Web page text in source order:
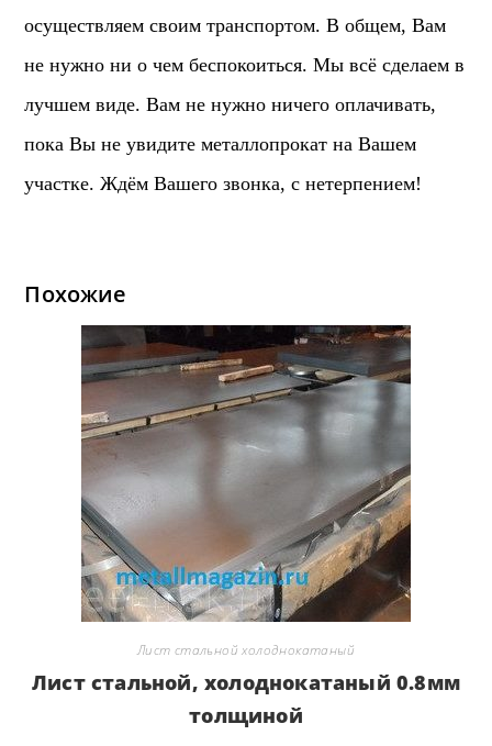
осуществляем своим транспортом. В общем, Вам
не нужно ни о чем беспокоиться. Мы всё сделаем в
лучшем виде. Вам не нужно ничего оплачивать,
пока Вы не увидите металлопрокат на Вашем
участке. Ждём Вашего звонка, с нетерпением!
Похожие
Лист стальной холоднокатаный
Лист стальной, холоднокатаный 0.8мм
толщиной